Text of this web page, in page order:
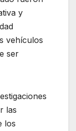
y
vehículos
ser
las
los